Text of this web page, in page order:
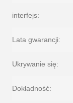
interfejs:
Lata gwarancji:
Ukrywanie się:
Dokładność: